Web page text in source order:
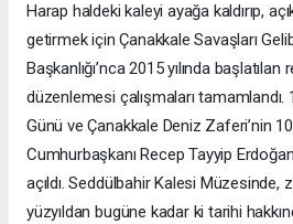
Harap haldeki kaleyi ayağa kaldırıp,
getirmek için Çanakkale Savaşları
Başkanlığı’nca 2015 yılında
düzenlemesi çalışmaları
Günü ve Çanakkale Deniz Zaferi’nin
Cumhurbaşkanı Recep Tayyip
açıldı. Seddülbahir Kalesi Müzesinde,
yüzyıldan bugüne kadar ki tarihi